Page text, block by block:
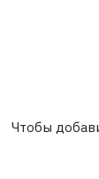
Чтобы